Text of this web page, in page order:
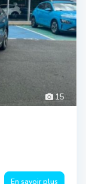
15
En savoir plus